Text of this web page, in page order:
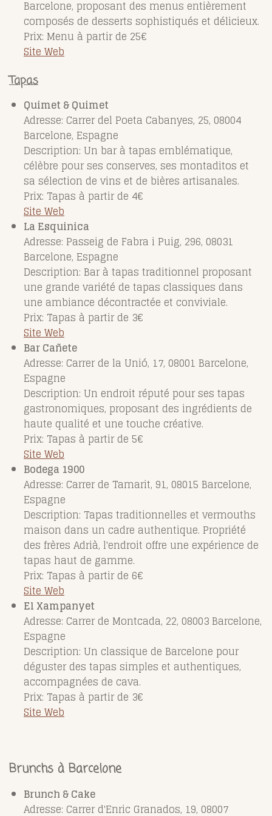
Barcelone, proposant des menus entièrement
composés de desserts sophistiqués et délicieux.
Prix: Menu à partir de 25€
Site Web
Tapas
Quimet & Quimet
Adresse: Carrer del Poeta Cabanyes, 25, 08004
Barcelone, Espagne
Description: Un bar à tapas emblématique,
célèbre pour ses conserves, ses montaditos et
sa sélection de vins et de bières artisanales.
Prix: Tapas à partir de 4€
Site Web
La Esquinica
Adresse: Passeig de Fabra i Puig, 296, 08031
Barcelone, Espagne
Description: Bar à tapas traditionnel proposant
une grande variété de tapas classiques dans
une ambiance décontractée et conviviale.
Prix: Tapas à partir de 3€
Site Web
Bar Cañete
Adresse: Carrer de la Unió, 17, 08001 Barcelone,
Espagne
Description: Un endroit réputé pour ses tapas
gastronomiques, proposant des ingrédients de
haute qualité et une touche créative.
Prix: Tapas à partir de 5€
Site Web
Bodega 1900
Adresse: Carrer de Tamarit, 91, 08015 Barcelone,
Espagne
Description: Tapas traditionnelles et vermouths
maison dans un cadre authentique. Propriété
des frères Adrià, l'endroit offre une expérience de
tapas haut de gamme.
Prix: Tapas à partir de 6€
Site Web
El Xampanyet
Adresse: Carrer de Montcada, 22, 08003 Barcelone,
Espagne
Description: Un classique de Barcelone pour
déguster des tapas simples et authentiques,
accompagnées de cava.
Prix: Tapas à partir de 3€
Site Web
Brunchs à Barcelone
Brunch & Cake
Adresse: Carrer d'Enric Granados, 19, 08007